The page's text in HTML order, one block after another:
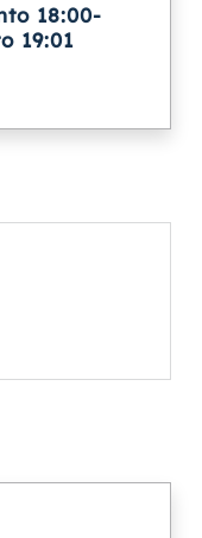
18:00-
19:01